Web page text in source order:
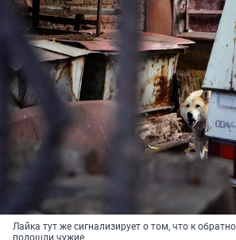
Лайка тут же сигнализирует о том, что к
подошли чужие